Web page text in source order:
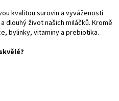
kvalitou surovin a vyvážeností
dlouhý život našich miláčků. Kromě
bylinky, vitaminy a prebiotika.